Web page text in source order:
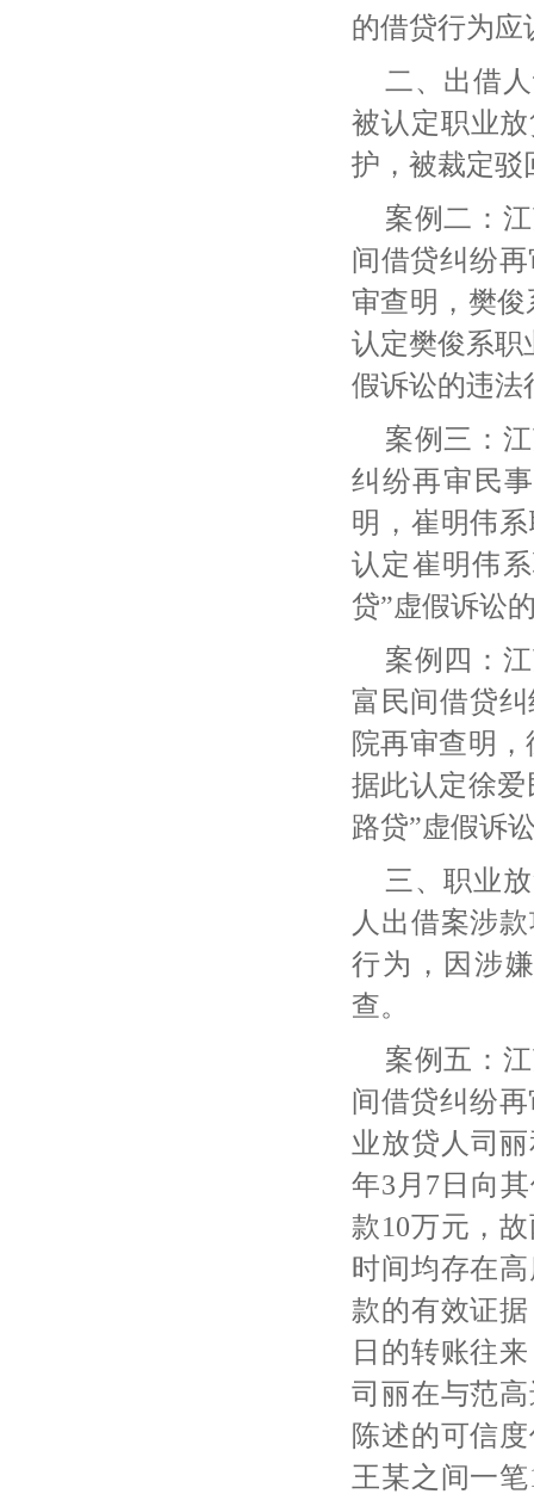
的借贷行为应
二、出借
被认定职业
护，被裁定驳
案例二：
间借贷纠纷
审查明，樊
认定樊俊系职
假诉讼的违法
案例三：
纠纷再审民
明，崔明伟
认定崔明伟
贷”虚假诉讼
案例四：
富民间借贷
院再审查明
据此认定徐
路贷”虚假诉
三、职业
人出借案涉
行为，因涉
查。
案例五：
间借贷纠纷
业放贷人司
年3月7日向
款10万元，
时间均存在
款的有效证
日的转账往
司丽在与范
陈述的可信
王某之间一